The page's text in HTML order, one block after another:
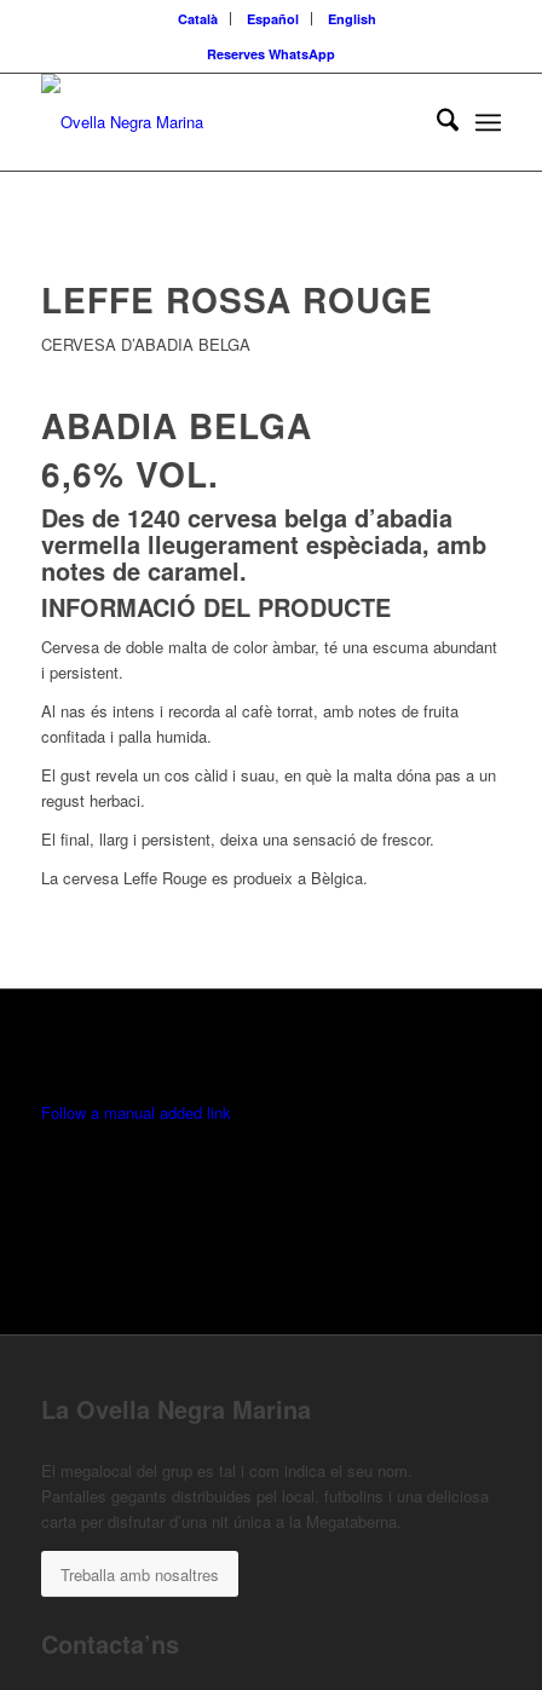
Català Español
English
Reserves WhatsApp
LEFFE ROSSA ROUGE
CERVESA D’ABADIA BELGA
ABADIA BELGA
6,6% VOL.
Des de 1240 cervesa belga d’abadia
vermella lleugerament espèciada, amb
notes de caramel.
INFORMACIÓ DEL PRODUCTE
Cervesa de doble malta de color àmbar, té una escuma abundant
i persistent.
Al nas és intens i recorda al cafè torrat, amb notes de fruita
confitada i palla humida.
El gust revela un cos càlid i suau, en què la malta dóna pas a un
regust herbaci.
El final, llarg i persistent, deixa una sensació de frescor.
La cervesa Leffe Rouge es produeix a Bèlgica.
Follow a manual added link
La Ovella Negra Marina
El megalocal del grup es tal i com indica el seu nom.
Pantalles gegants distribuides pel local, futbolins i una deliciosa
carta per disfrutar d’una nit única a la Megataberna.
Treballa amb nosaltres
Contacta’ns